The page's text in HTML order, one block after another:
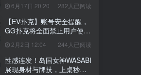
6月17日 20:20 282人已阅读
【EV扑克】账号安全提醒，
GG扑克将全面禁止用户使用
任何「模拟器」及「越狱手
机」运行游戏
2月2日 12:04 244人已阅读
性感连发！岛国女神WASABI
展现身材与牌技，上桌秒清